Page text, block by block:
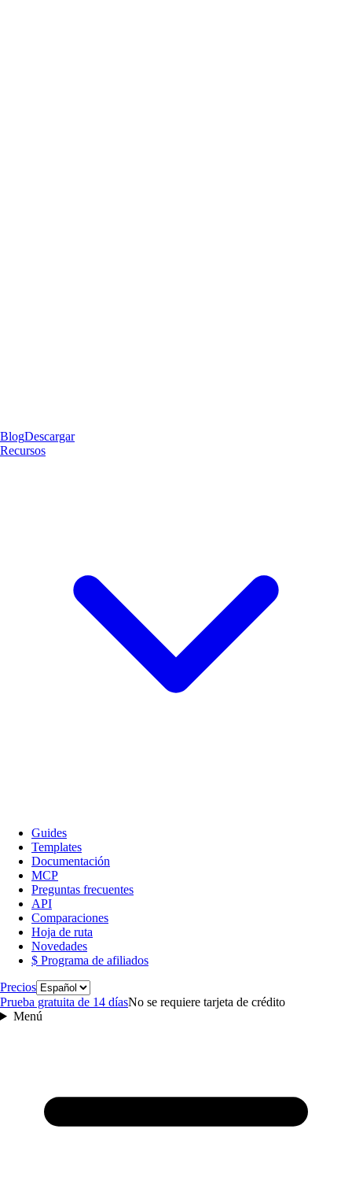
BlogDescargar
Recursos
Guides
Templates
Documentación
MCP
Preguntas frecuentes
API
Comparaciones
Hoja de ruta
Novedades
$ Programa de afiliados
PreciosIdioma
Prueba gratuita de 14 díasNo se requiere tarjeta de crédito
Menú